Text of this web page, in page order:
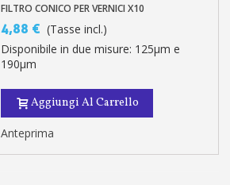
FILTRO CONICO PER VERNICI X10
4,88 € (Tasse incl.)
Disponibile in due misure: 125µm e
190µm
Aggiungi Al Carrello
Anteprima